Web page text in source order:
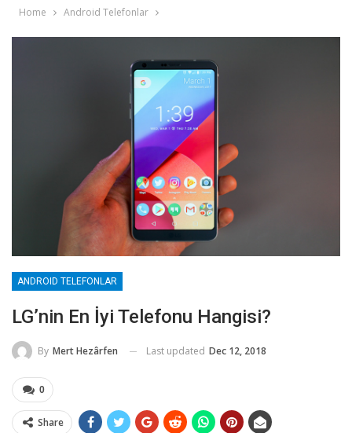
Home Android Telefonlar
ANDROID TELEFONLAR
LG’nin En İyi Telefonu Hangisi?
By Mert Hezârfen Last updated Dec 12, 2018
0
Share